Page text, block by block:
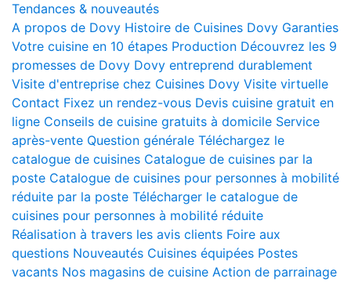
Tendances & nouveautés
A propos de Dovy Histoire de Cuisines Dovy Garanties
Votre cuisine en 10 étapes Production Découvrez les 9
promesses de Dovy Dovy entreprend durablement
Visite d'entreprise chez Cuisines Dovy Visite virtuelle
Contact Fixez un rendez-vous Devis cuisine gratuit en
ligne Conseils de cuisine gratuits à domicile Service
après-vente Question générale Téléchargez le
catalogue de cuisines Catalogue de cuisines par la
poste Catalogue de cuisines pour personnes à mobilité
réduite par la poste Télécharger le catalogue de
cuisines pour personnes à mobilité réduite
Réalisation à travers les avis clients Foire aux
questions Nouveautés Cuisines équipées Postes
vacants Nos magasins de cuisine Action de parrainage